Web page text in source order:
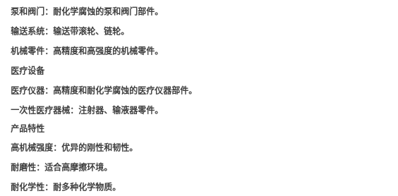
泵和阀门 ：耐化学腐蚀的泵和阀门部件。
输送系统：输送带滚轮、链轮。
机械零件：高精度和高强度的机械零件。
医疗设备
医疗仪器：高精度和耐化学腐蚀的医疗仪器部件。
一次性医疗器械：注射器、输液器零件。
产品特性
高机械强度：优异的刚性和韧性。
耐磨性：适合高摩擦环境。
耐化学性：耐多种化学物质。